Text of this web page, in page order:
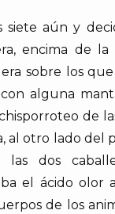
siete aún y
encima de la
sobre los
alguna
de
al otro lado del
las dos
el ácido olor
de los